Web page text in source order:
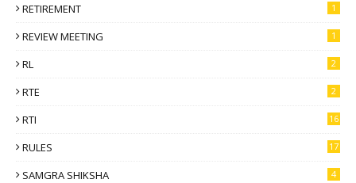
RETIREMENT 1
REVIEW MEETING 1
RL 2
RTE 2
RTI 16
RULES 17
SAMGRA SHIKSHA 4